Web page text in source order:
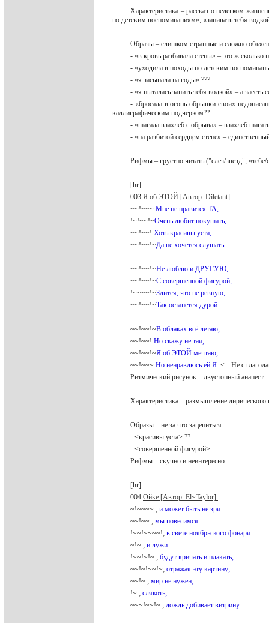
Характеристика – рассказ о нелегком
по детским воспоминаниям», «запивать тебя
Образы – слишком странные и сложно
- «в кровь разбивала стены» – это ж
- «уходила в походы по детским
- «я засыпала на годы» ???
- «я пыталась запить тебя водкой» – а
- «бросала в огонь обрывки своих
каллиграфическим подчерком??
- «шагала взахлеб с обрыва» – взахлеб
- «на разбитой сердцем стене» –
Рифмы – грустно читать ("слез/звезд",
[hr]
003 Я об ЭТОЙ [Автор: Diletant]
~~!~~~ Мне не нравится ТА,
!~!~~!~Очень любит покушать,
~~!~~! Хоть красивы уста,
~~!~~!~Да не хочется слушать.
~~!~~!~Не люблю и ДРУГУЮ,
~~!~~!~С совершенной фигурой,
!~~~~!~Злится, что не ревную,
~~!~~!~Так останется дурой.
~~!~~!~В облаках всё летаю,
~~!~~! Но скажу не тая,
~~!~~!~Я об ЭТОЙ мечтаю,
~~!~~~ Но ненравлюсь ей Я. <-- Не с
Ритмический рисунок – двустопный анапест
Характеристика – размышление
Образы – не за что зацепиться..
- <красивы уста> ??
- <совершенной фигурой>
Рифмы – скучно и неинтересно
[hr]
004 Ойке [Автор: El~Taylor]
~!~~~~ ; и может быть не зря
~~!~~ ; мы повесимся
!~~!~~~~!; в свете ноябрьского фонаря
~!~ ; и лужи
!~~!~!~ ; будут кричать и плакать,
~~!~!~~!~; отражая эту картину;
~~!~ ; мир не нужен;
!~ ; слякоть;
~~~!~~!~ ; дождь добивает витрину.